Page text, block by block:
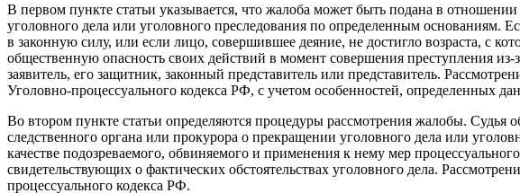
В первом пункте статьи указывается, что жалоба может быть подана в
уголовного дела или уголовного преследования по определенным основаниям.
в законную силу, или если лицо, совершившее деяние, не достигло возраста, с
общественную опасность своих действий в момент совершения преступления
заявитель, его защитник, законный представитель или представитель.
Уголовно-процессуального кодекса РФ, с учетом особенностей, определенных
Во втором пункте статьи определяются процедуры рассмотрения жалобы. Судья
следственного органа или прокурора о прекращении уголовного дела или
качестве подозреваемого, обвиняемого и применения к нему мер
свидетельствующих о фактических обстоятельствах уголовного дела.
процессуального кодекса РФ.